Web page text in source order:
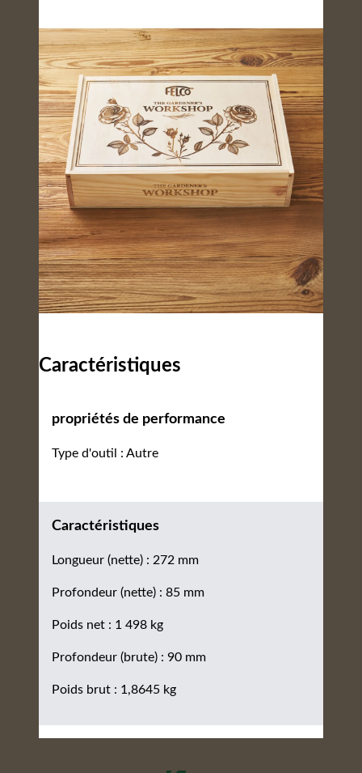
Caractéristiques
propriétés de performance
Type d'outil : Autre
Caractéristiques
Longueur (nette) : 272 mm
Profondeur (nette) : 85 mm
Poids net : 1 498 kg
Profondeur (brute) : 90 mm
Poids brut : 1,8645 kg